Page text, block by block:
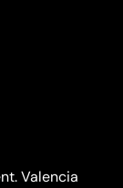
Valencia